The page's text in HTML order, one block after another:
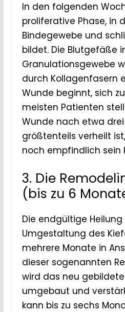
In den folgenden
proliferative Phase, in
Bindegewebe und
bildet. Die Blutgefäße
Granulationsgewebe
durch Kollagenfasern
Wunde beginnt, sich
meisten Patienten
Wunde nach etwa
größtenteils verheilt
noch empfindlich sein
3. Die
(bis zu 6
Die endgültige Heilung
Umgestaltung des
mehrere Monate in
dieser sogenannten
wird das neu
umgebaut und
kann bis zu sechs